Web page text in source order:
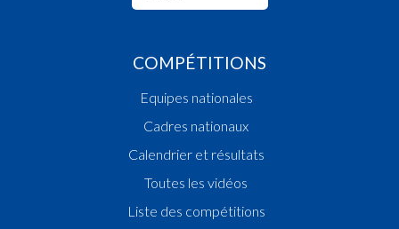
COMPÉTITIONS
Equipes nationales
Cadres nationaux
Calendrier et résultats
Toutes les vidéos
Liste des compétitions